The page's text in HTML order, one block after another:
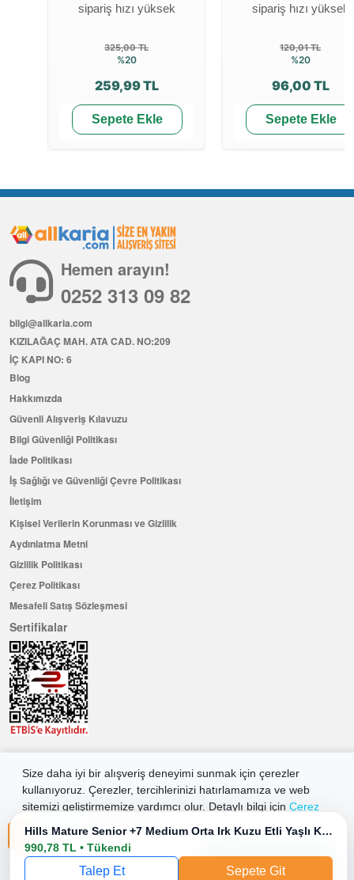
sipariş hızı yüksek
325,00 TL
%20
259,99 TL
Sepete Ekle
sipariş hızı yüksek
120,01 TL
%20
96,00 TL
Sepete Ekle
Hills Mature Senior +7 Medium Orta Irk Kuzu Etli Yaşlı Köpek Mamasi 2.5 Kg
990,78 TL • Tükendi
Talep Et Sepete Git
Size daha iyi bir alışveriş deneyimi sunmak için çerezler
kullanıyoruz. Çerezler, tercihlerinizi hatırlamamıza ve web
sitemizi geliştirmemize yardımcı olur. Detaylı bilgi için Çerez
Tüm Çerezleri Kabul Et
Hemen arayın!
0252 313 09 82
bilgi@allkaria.com
KIZILAĞAÇ MAH. ATA CAD. NO:209
İÇ KAPI NO: 6
Blog
Hakkımızda
Güvenli Alışveriş Kılavuzu
Bilgi Güvenliği Politikası
İade Politikası
İş Sağlığı ve Güvenliği Çevre Politikası
İletişim
Kişisel Verilerin Korunması ve Gizlilik
Aydınlatma Metni
Gizlilik Politikası
Çerez Politikası
Mesafeli Satış Sözleşmesi
Sertifikalar
Hemen Üye Olun ...ve 100 ₺ değerinde indirim kuponu kazanın
Üye Ol
2026 Allkaria Elektronik Tic. A.Ş. Her Hakkı Saklıdır.